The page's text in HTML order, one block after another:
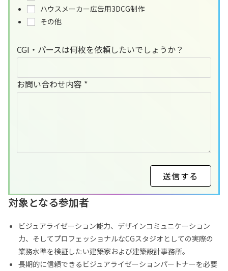
ハウスメーカー広告用3DCG制作
その他
CGI・パースは何枚を依頼したいでしょうか？
お問い合わせ内容 *
送信する
対象となる参加者
ビジュアライゼーション能力、デザインコミュニケーション
力、そしてプロフェッショナルなCGスタジオとしての実際の
業務水準を検証したい建築家および建築設計事務所。
長期的に信頼できるビジュアライゼーションパートナーを必要